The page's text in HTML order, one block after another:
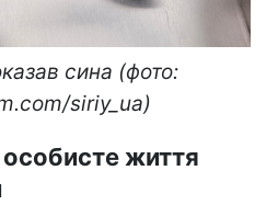
сина (фото:
siriy_ua)
життя